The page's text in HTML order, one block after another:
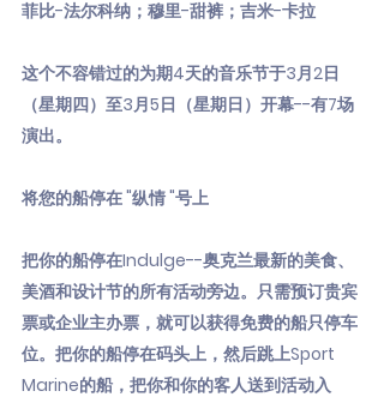
菲比-法尔科纳；穆里-甜裤；吉米-卡拉
这个不容错过的为期4天的音乐节于3月2日
（星期四）至3月5日（星期日）开幕--有7场
演出。
将您的船停在 "纵情 "号上
把你的船停在Indulge--奥克兰最新的美食、
美酒和设计节的所有活动旁边。只需预订贵宾
票或企业主办票，就可以获得免费的船只停车
位。把你的船停在码头上，然后跳上Sport
Marine的船，把你和你的客人送到活动入